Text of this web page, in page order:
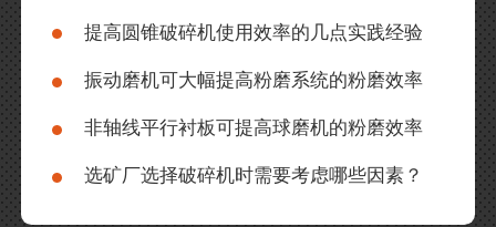
提高圆锥破碎机使用效率的几点实践经验
振动磨机可大幅提高粉磨系统的粉磨效率
非轴线平行衬板可提高球磨机的粉磨效率
选矿厂选择破碎机时需要考虑哪些因素？